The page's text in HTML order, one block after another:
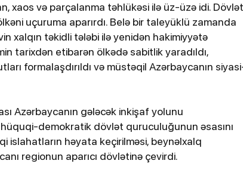
xaos və parçalanma təhlükəsi ilə üz-üzə idi. Dövlət
uçuruma aparırdı. Belə bir taleyüklü zamanda
xalqın təkidli tələbi ilə yenidən hakimiyyətə
tarixdən etibarən ölkədə sabitlik yaradıldı,
formalaşdırıldı və müstəqil Azərbaycanın
Azərbaycanın gələcək inkişaf yolunu
demokratik dövlət quruculuğunun əsasını
islahatların həyata keçirilməsi, beynəlxalq
regionun aparıcı dövlətinə çevirdi.